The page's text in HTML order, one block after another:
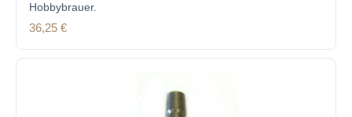
Hobbybrauer.
Regulärer Preis:
36,25 €